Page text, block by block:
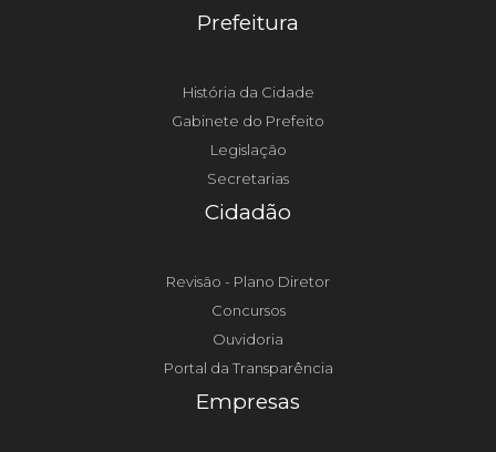
Prefeitura
História da Cidade
Gabinete do Prefeito
Legislação
Secretarias
Cidadão
Revisão - Plano Diretor
Concursos
Ouvidoria
Portal da Transparência
Empresas